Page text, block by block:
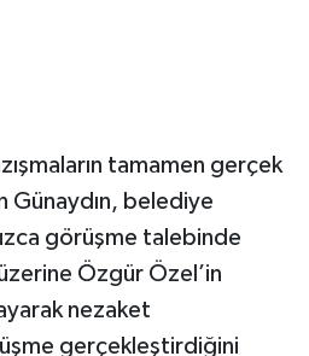
tamamen gerçek
Günaydın, belediye
görüşme talebinde
Özgür Özel’in
nezaket
gerçekleştirdiğini